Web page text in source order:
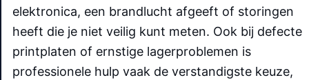
elektronica, een brandlucht afgeeft of storingen
heeft die je niet veilig kunt meten. Ook bij defecte
printplaten of ernstige lagerproblemen is
professionele hulp vaak de verstandigste keuze,